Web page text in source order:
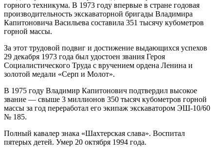
горного техникума. В 1973 году впервые в стране годовая
производительность экскаваторной бригады Владимира
Капитоновича Васильева составила 351 тысячу кубометров
горной массы.
За этот трудовой подвиг и достижение выдающихся успехов
29 декабря 1973 года был удостоен звания Героя
Социалистического Труда с вручением ордена Ленина и
золотой медали «Серп и Молот».
В 1975 году Владимир Капитонович подтвердил высокое
звание — свыше 3 миллионов 350 тысяч кубометров горной
массы за год переработал его экипаж экскаватором ЭШ-10/60
№ 185.
Полный кавалер знака «Шахтерская слава». Воспитал
пятерых детей. Умер 20 октября 1994 года.